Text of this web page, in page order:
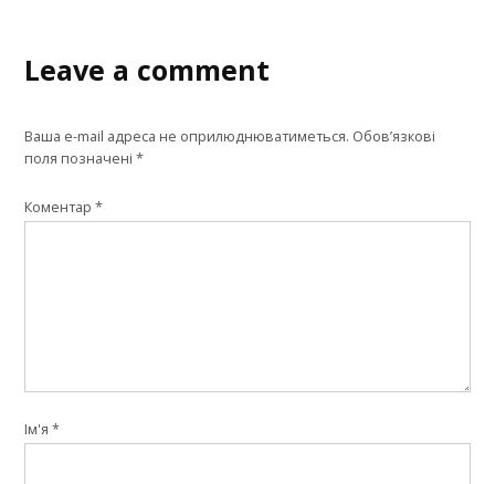
Leave a comment
Ваша e-mail адреса не оприлюднюватиметься. Обов’язкові
поля позначені*
Коментар*
Ім'я*